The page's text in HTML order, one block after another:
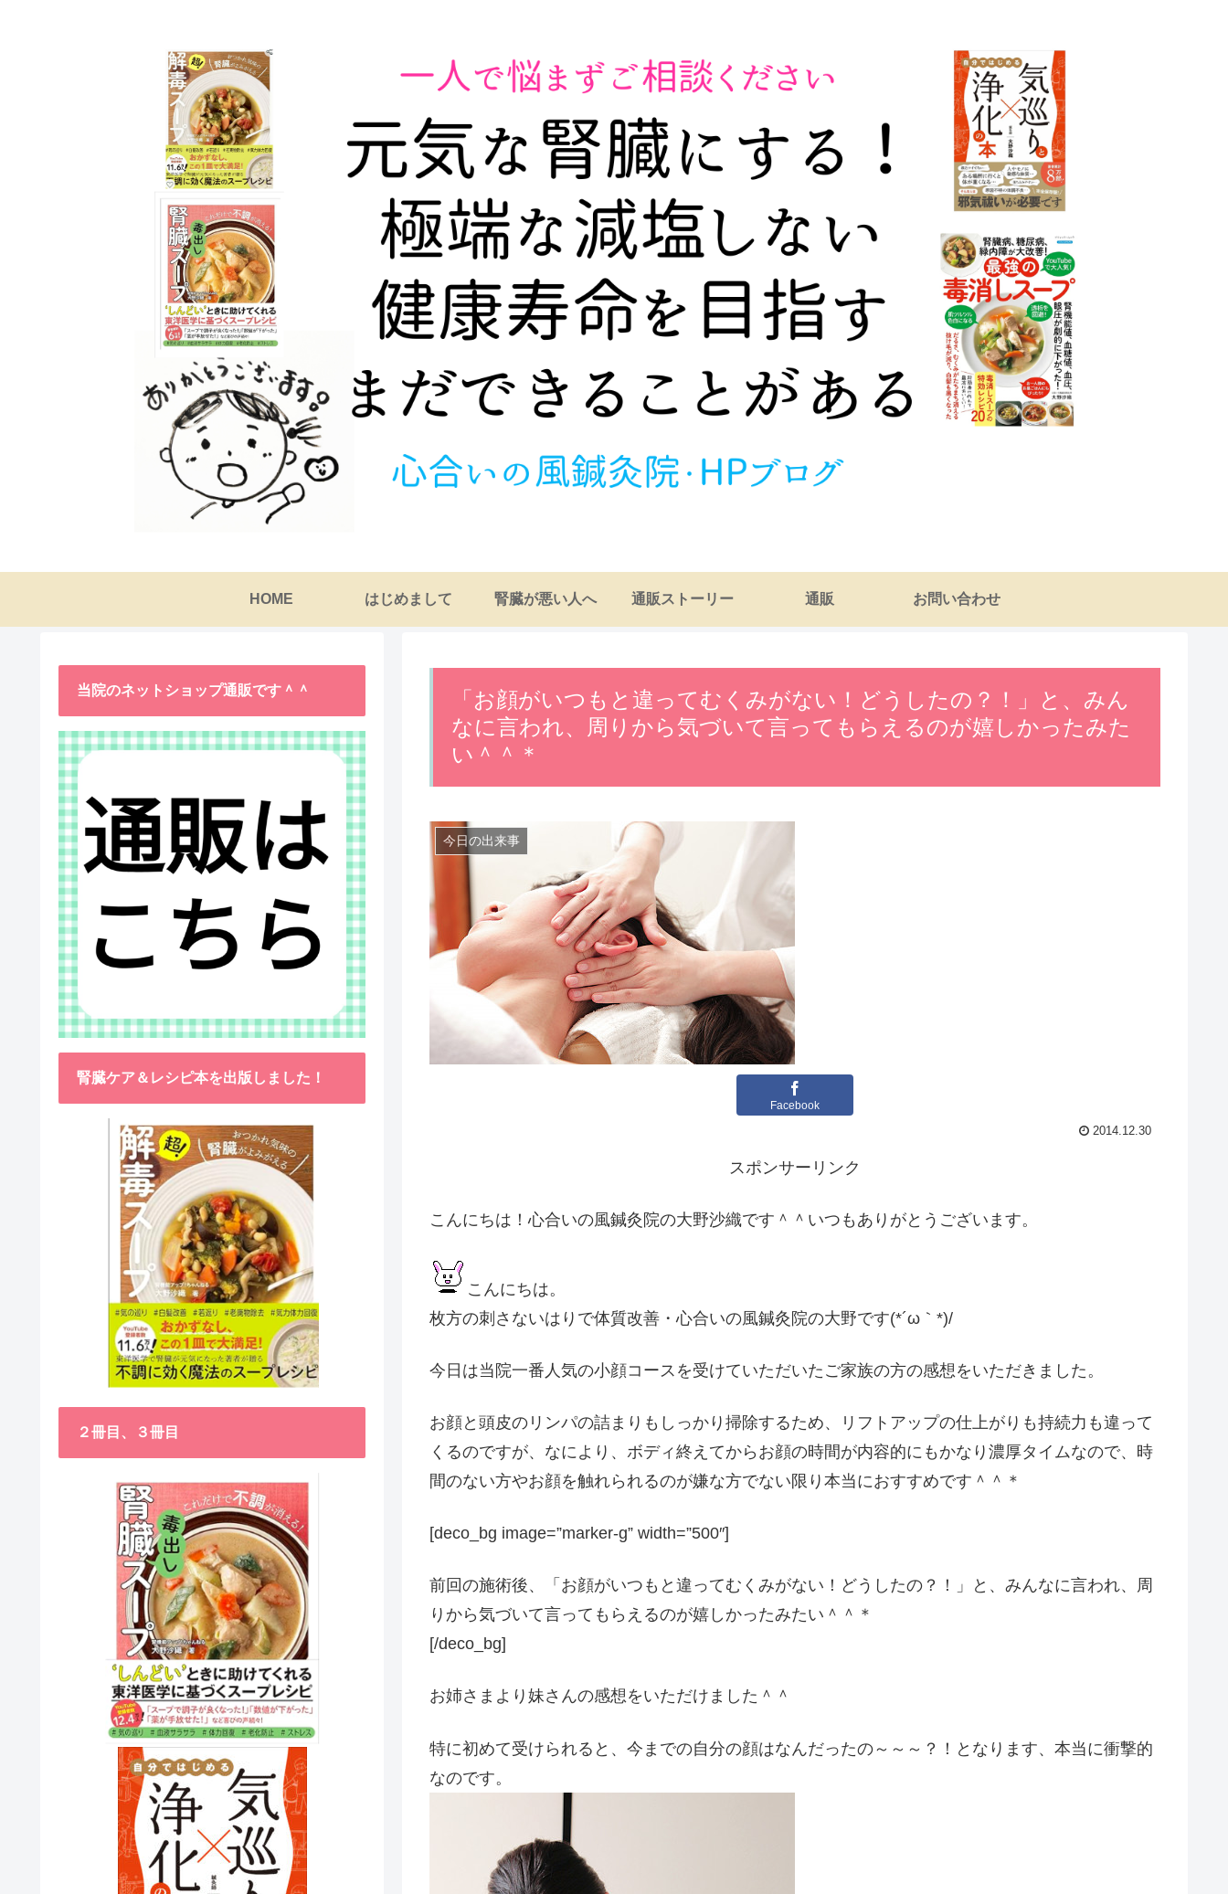
HOME はじめまして 腎臓が悪い人へ 通販ストーリー 通販 お問い合わせ
「お顔がいつもと違ってむくみがない！どうしたの？！」と、みん
なに言われ、周りから気づいて言ってもらえるのが嬉しかったみた
い＾＾＊
今日の出来事
Facebook
2014.12.30
スポンサーリンク
こんにちは！心合いの風鍼灸院の大野沙織です＾＾いつもありがとうございます。
こんにちは。
枚方の刺さないはりで体質改善・心合いの風鍼灸院の大野です(*´ω｀*)/
今日は当院一番人気の小顔コースを受けていただいたご家族の方の感想をいただきました。
お顔と頭皮のリンパの詰まりもしっかり掃除するため、リフトアップの仕上がりも持続力も違って
くるのですが、なにより、ボディ終えてからお顔の時間が内容的にもかなり濃厚タイムなので、時
間のない方やお顔を触れられるのが嫌な方でない限り本当におすすめです＾＾＊
[deco_bg image=”marker-g” width=”500″]
前回の施術後、「お顔がいつもと違ってむくみがない！どうしたの？！」と、みんなに言われ、周
りから気づいて言ってもらえるのが嬉しかったみたい＾＾＊
[/deco_bg]
お姉さまより妹さんの感想をいただけました＾＾
特に初めて受けられると、今までの自分の顔はなんだったの～～～？！となります、本当に衝撃的
なのです。
当院のネットショップ通販です＾＾
腎臓ケア＆レシピ本を出版しました！
２冊目、３冊目